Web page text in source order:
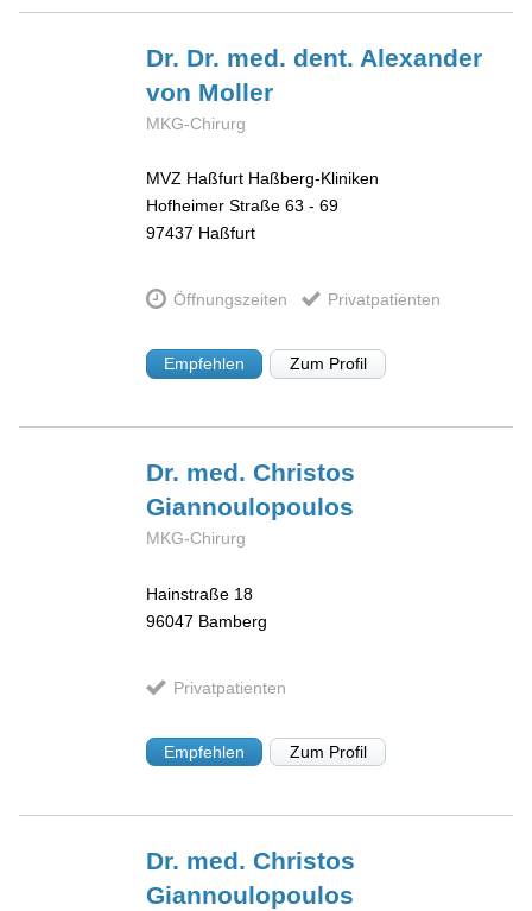
Dr. Dr. med. dent. Alexander
von Moller
MKG-Chirurg
MVZ Haßfurt Haßberg-Kliniken
Hofheimer Straße 63 - 69
97437 Haßfurt
Öffnungszeiten Privatpatienten
Empfehlen Zum Profil
Dr. med. Christos
Giannoulopoulos
MKG-Chirurg
Hainstraße 18
96047 Bamberg
Privatpatienten
Empfehlen Zum Profil
Dr. med. Christos
Giannoulopoulos